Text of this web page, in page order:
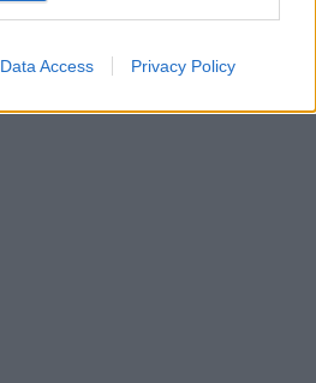
Data Access Privacy Policy